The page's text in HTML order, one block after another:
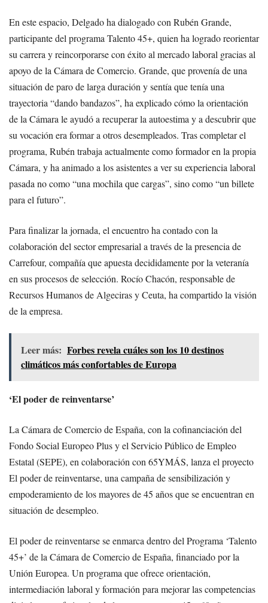
En este espacio, Delgado ha dialogado con Rubén Grande,
participante del programa Talento 45+, quien ha logrado reorientar
su carrera y reincorporarse con éxito al mercado laboral gracias al
apoyo de la Cámara de Comercio. Grande, que provenía de una
situación de paro de larga duración y sentía que tenía una
trayectoria “dando bandazos”, ha explicado cómo la orientación
de la Cámara le ayudó a recuperar la autoestima y a descubrir que
su vocación era formar a otros desempleados. Tras completar el
programa, Rubén trabaja actualmente como formador en la propia
Cámara, y ha animado a los asistentes a ver su experiencia laboral
pasada no como “una mochila que cargas”, sino como “un billete
para el futuro”.
Para finalizar la jornada, el encuentro ha contado con la
colaboración del sector empresarial a través de la presencia de
Carrefour, compañía que apuesta decididamente por la veteranía
en sus procesos de selección. Rocío Chacón, responsable de
Recursos Humanos de Algeciras y Ceuta, ha compartido la visión
de la empresa.
Leer más: Forbes revela cuáles son los 10 destinos
climáticos más confortables de Europa
‘El poder de reinventarse’
La Cámara de Comercio de España, con la cofinanciación del
Fondo Social Europeo Plus y el Servicio Público de Empleo
Estatal (SEPE), en colaboración con 65YMÁS, lanza el proyecto
El poder de reinventarse, una campaña de sensibilización y
empoderamiento de los mayores de 45 años que se encuentran en
situación de desempleo.
El poder de reinventarse se enmarca dentro del Programa ‘Talento
45+’ de la Cámara de Comercio de España, financiado por la
Unión Europea. Un programa que ofrece orientación,
intermediación laboral y formación para mejorar las competencias